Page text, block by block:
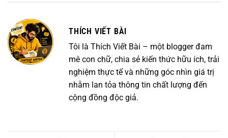
THÍCH VIẾT BÀI
Tôi là Thích Viết Bài – một blogger đam
mê con chữ, chia sẻ kiến thức hữu ích, trải
nghiệm thực tế và những góc nhìn giá trị
nhằm lan tỏa thông tin chất lượng đến
cộng đồng độc giả.